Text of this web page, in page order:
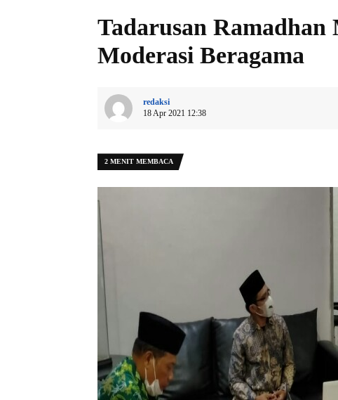
Tadarusan
Moderasi Beragama
redaksi
18 Apr 2021 12:38
2 MENIT MEMBACA